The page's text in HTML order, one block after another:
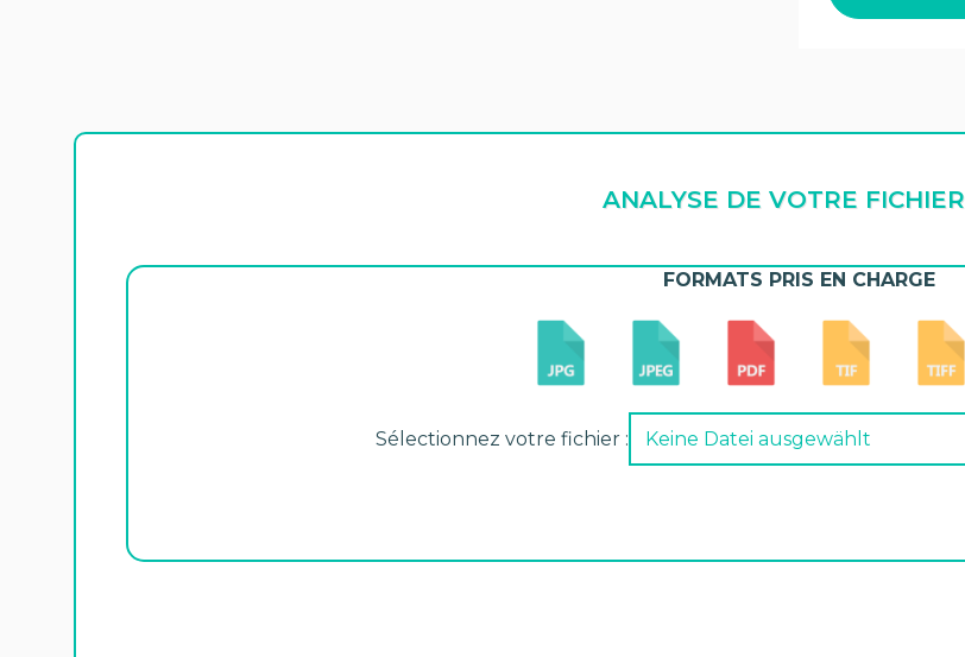
ANALYSE DE VOTRE FICHIER
FORMATS PRIS EN CHARGE
Sélectionnez votre fichier : Keine Datei ausgewählt